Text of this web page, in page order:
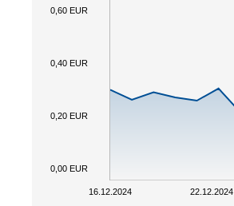
16.12.2024 22.12.2024
0,00 EUR
0,20 EUR
0,40 EUR
0,60 EUR